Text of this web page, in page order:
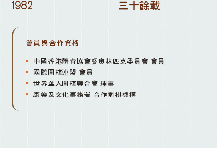
1982 三十餘載
會員與合作資格
中國香港體育協會暨奧林匹克委員會 會員
國際圍棋連盟 會員
世界華人圍棋聯合會 理事
康樂及文化事務署 合作圍棋機構